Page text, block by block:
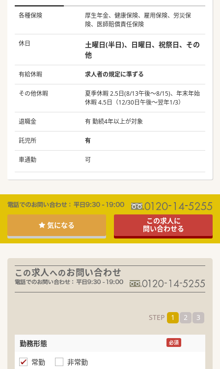
各種保険
厚生年金、健康保険、雇用保険、労災保
険、医師賠償責任保険
休日
土曜日(半日)、日曜日、祝祭日、その
他
有給休暇 求人者の規定に準ずる
その他休暇
夏季休暇 2.5日(8/13午後～8/15)、年末年始
休暇 4.5日（12/30日午後～翌年1/3）
退職金 有 勤続4年以上が対象
託児所 有
車通勤 可
気になる
この求人に
問い合わせる
この求人へのお問い合わせ
STEP 1 2 3
勤務形態 必須
常勤 非常勤